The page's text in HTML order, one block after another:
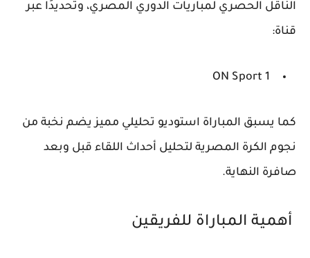
الناقل الحصري لمباريات الدوري المصري، وتحديدًا عبر
قناة:
ON Sport 1
كما يسبق المباراة استوديو تحليلي مميز يضم نخبة من
نجوم الكرة المصرية لتحليل أحداث اللقاء قبل وبعد
صافرة النهاية.
أهمية المباراة للفريقين